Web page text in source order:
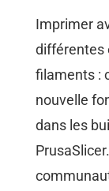
Imprimer
différentes
filaments :
nouvelle
dans les